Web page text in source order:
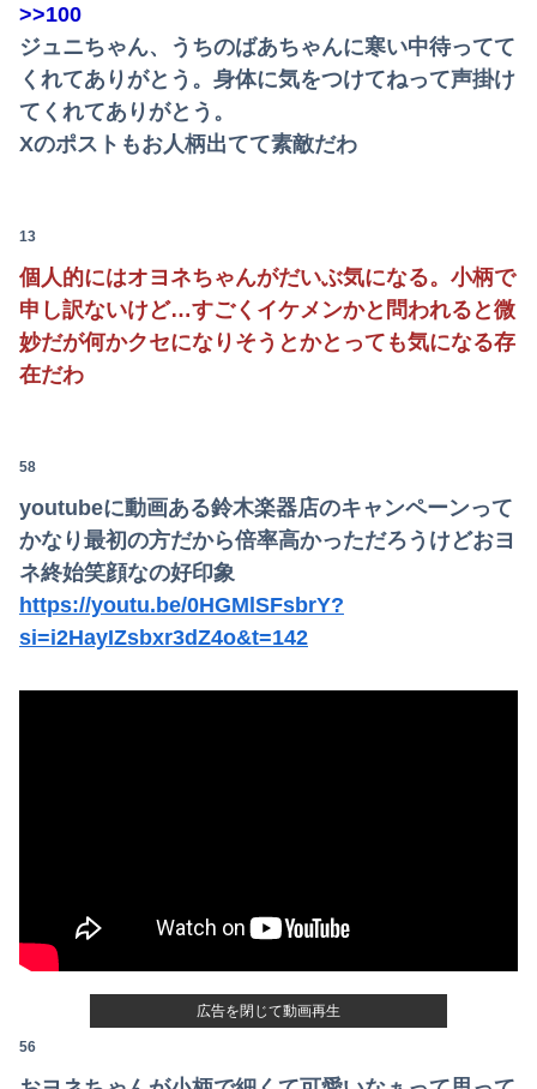
>>100
ジュニちゃん、うちのばあちゃんに寒い中待ってて
くれてありがとう。身体に気をつけてねって声掛け
てくれてありがとう。
Xのポストもお人柄出てて素敵だわ
13
個人的にはオヨネちゃんがだいぶ気になる。小柄で
申し訳ないけど…すごくイケメンかと問われると微
妙だが何かクセになりそうとかとっても気になる存
在だわ
58
youtubeに動画ある鈴木楽器店のキャンペーンって
かなり最初の方だから倍率高かっただろうけどおヨ
ネ終始笑顔なの好印象
https://youtu.be/0HGMlSFsbrY?
si=i2HayIZsbxr3dZ4o&t=142
56
広告を閉じて動画再生